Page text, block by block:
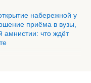
набережной у
приёма в вузы,
амнистии: что ждёт